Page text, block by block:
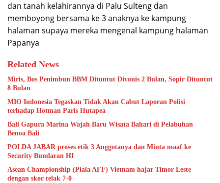
dan tanah kelahirannya di Palu Sulteng dan
memboyong bersama ke 3 anaknya ke kampung
halaman supaya mereka mengenal kampung halaman
Papanya
Related News
Miris, Bos Penimbun BBM Dituntut Divonis 2 Bulan, Sopir Dituntut
8 Bulan
MIO Indonesia Tegaskan Tidak Akan Cabut Laporan Polisi
terhadap Hotman Paris Hutapea
Bali Gapura Marina Wajah Baru Wisata Bahari di Pelabuhan
Benoa Bali
POLDA JABAR proses etik 3 Anggotanya dan Minta maaf ke
Security Bundaran HI
Asean Championship (Piala AFF) Vietnam hajar Timor Leste
dengan skor telak 7-0